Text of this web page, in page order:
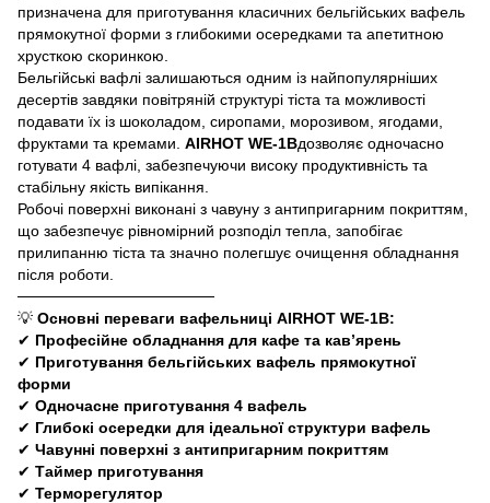
призначена для приготування класичних бельгійських вафель
прямокутної форми з глибокими осередками та апетитною
хрусткою скоринкою.
Бельгійські вафлі залишаються одним із найпопулярніших
десертів завдяки повітряній структурі тіста та можливості
подавати їх із шоколадом, сиропами, морозивом, ягодами,
фруктами та кремами. AIRHOT WE-1Bдозволяє одночасно
готувати 4 вафлі, забезпечуючи високу продуктивність та
стабільну якість випікання.
Робочі поверхні виконані з чавуну з антипригарним покриттям,
що забезпечує рівномірний розподіл тепла, запобігає
прилипанню тіста та значно полегшує очищення обладнання
після роботи.
──────────────────
💡 Основні переваги вафельниці AIRHOT WE-1B:
✔ Професійне обладнання для кафе та кав’ярень
✔ Приготування бельгійських вафель прямокутної
форми
✔ Одночасне приготування 4 вафель
✔ Глибокі осередки для ідеальної структури вафель
✔ Чавунні поверхні з антипригарним покриттям
✔ Таймер приготування
✔ Терморегулятор